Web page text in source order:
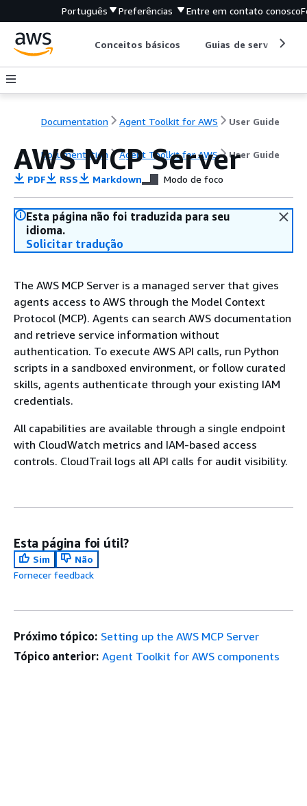
Português Preferências Entre em contato conosco
Conceitos básicos Guias de serviço
Documentation Agent Toolkit for AWS User Guide
Documentation Agent Toolkit for AWS User Guide
AWS MCP Server
PDF RSS Markdown Modo de foco
Esta página não foi traduzida para seu
idioma.
Solicitar tradução
The AWS MCP Server is a managed server that gives
agents access to AWS through the Model Context
Protocol (MCP). Agents can search AWS documentation
and retrieve service information without
authentication. To execute AWS API calls, run Python
scripts in a sandboxed environment, or follow curated
skills, agents authenticate through your existing IAM
credentials.
All capabilities are available through a single endpoint
with CloudWatch metrics and IAM-based access
controls. CloudTrail logs all API calls for audit visibility.
Esta página foi útil?
Sim
Não
Fornecer feedback
Próximo tópico: Setting up the AWS MCP Server
Tópico anterior: Agent Toolkit for AWS components